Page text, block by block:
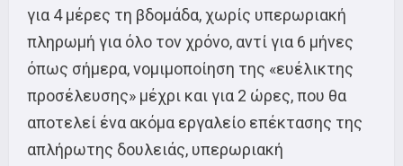
για 4 μέρες τη βδομάδα, χωρίς υπερωριακή
πληρωμή για όλο τον χρόνο, αντί για 6 μήνες
όπως σήμερα, νομιμοποίηση της «ευέλικτης
προσέλευσης» μέχρι και για 2 ώρες, που θα
αποτελεί ένα ακόμα εργαλείο επέκτασης της
απλήρωτης δουλειάς, υπερωριακή